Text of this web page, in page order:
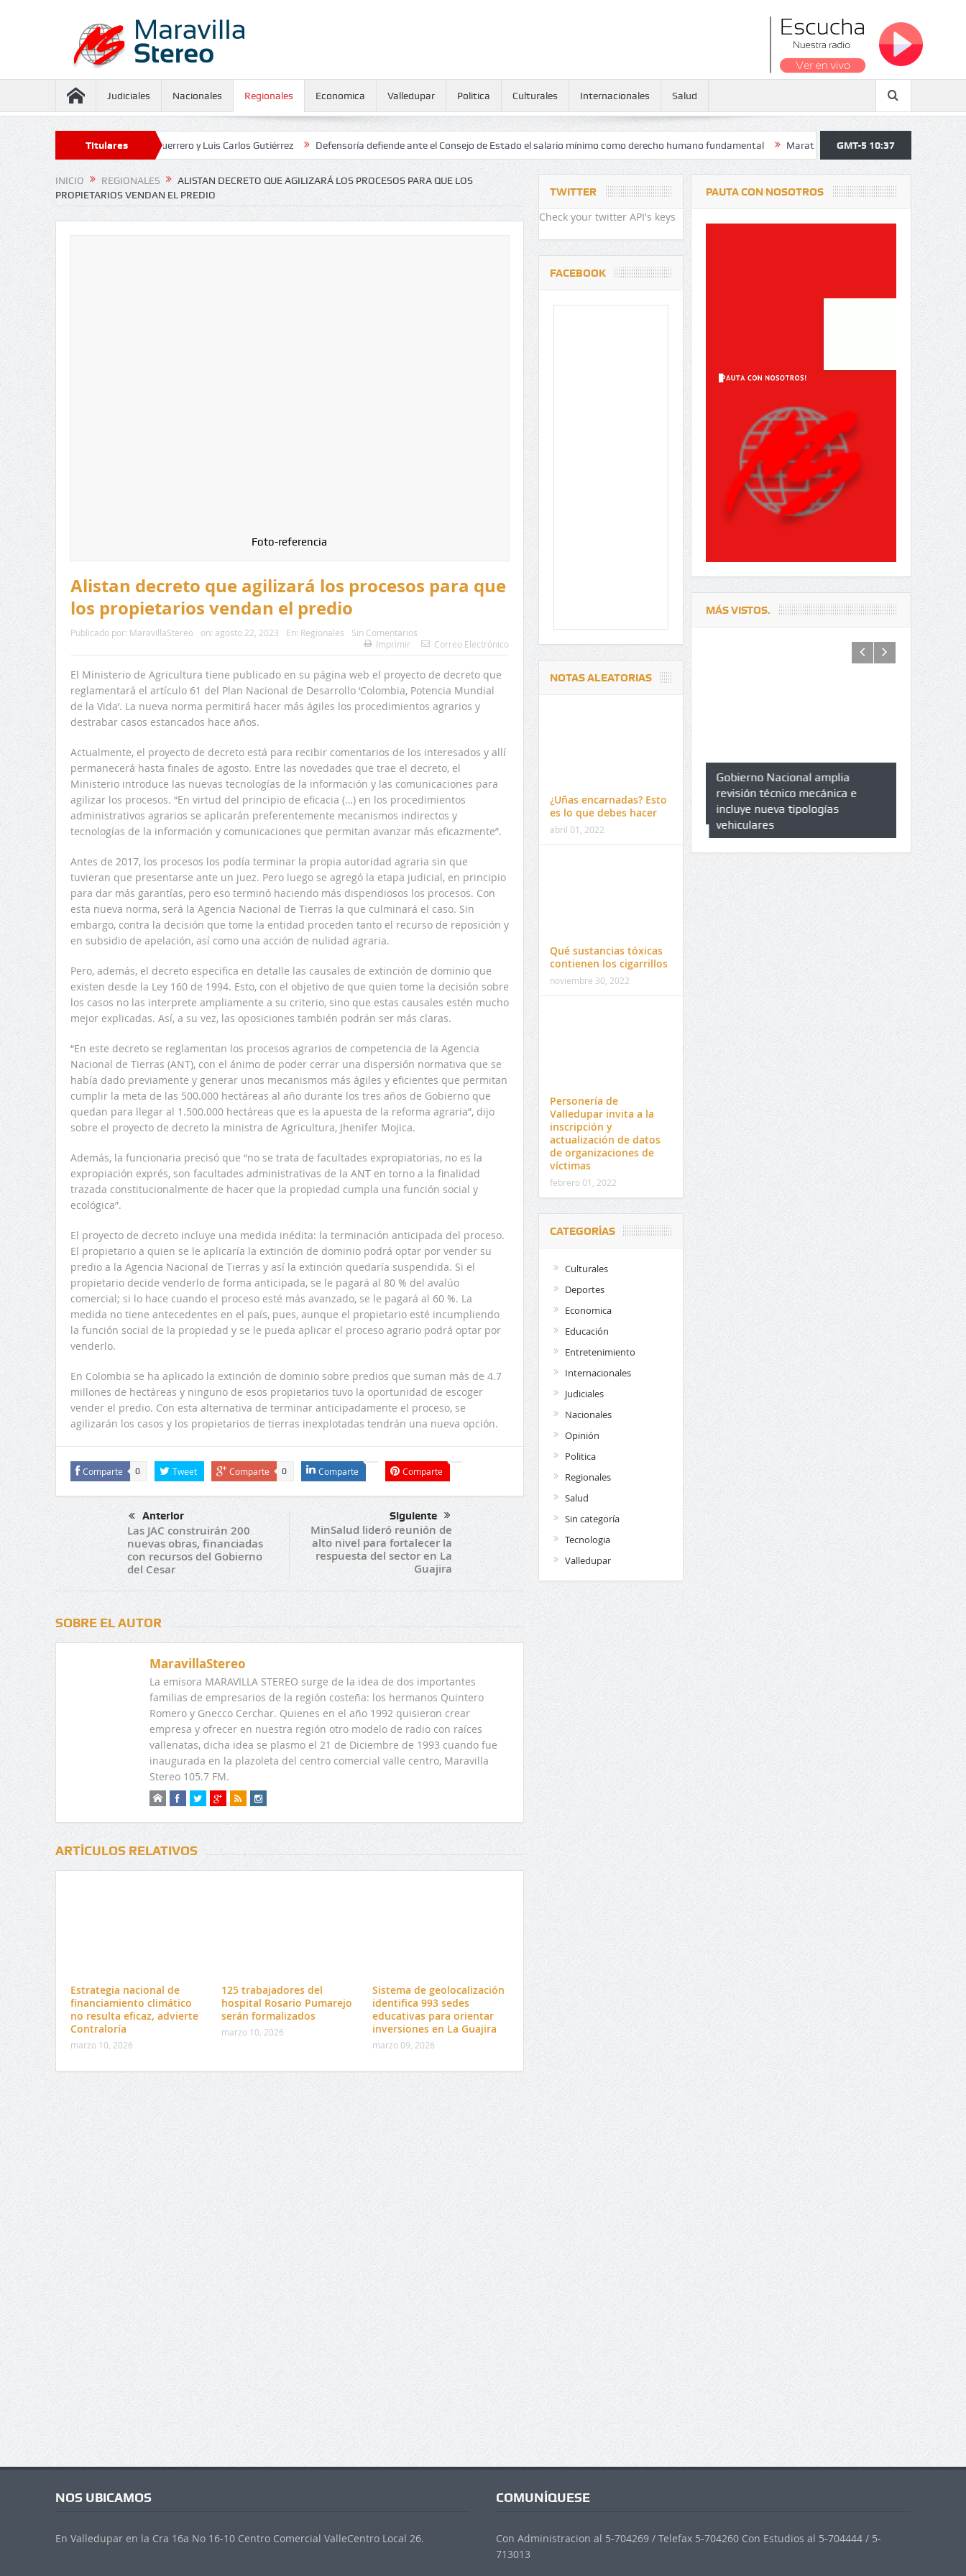
Judiciales Nacionales Regionales Economica Valledupar Politica Culturales Internacionales Salud
Titulares
contra Juliana Guerrero y Luis Carlos Gutiérrez Defensoría defiende ante el Consejo de Estado el salario mínimo como derecho humano fundamental Maratón atendió a más de 38.000 jóvenes y personas
GMT-5 10:37
INICIO REGIONALES
ALISTAN DECRETO QUE AGILIZARÁ LOS PROCESOS PARA QUE LOS
PROPIETARIOS VENDAN EL PREDIO
Foto-referencia
Alistan decreto que agilizará los procesos para que
los propietarios vendan el predio
Publicado por: MaravillaStereo on: agosto 22, 2023 En: Regionales
Sin Comentarios
Imprimir
Correo Electrónico
El Ministerio de Agricultura tiene publicado en su página web el proyecto de decreto que
reglamentará el artículo 61 del Plan Nacional de Desarrollo ‘Colombia, Potencia Mundial
de la Vida’. La nueva norma permitirá hacer más ágiles los procedimientos agrarios y
destrabar casos estancados hace años.
Actualmente, el proyecto de decreto está para recibir comentarios de los interesados y allí
permanecerá hasta finales de agosto. Entre las novedades que trae el decreto, el
Ministerio introduce las nuevas tecnologías de la información y las comunicaciones para
agilizar los procesos. “En virtud del principio de eficacia (…) en los procedimientos
administrativos agrarios se aplicarán preferentemente mecanismos indirectos y
tecnologías de la información y comunicaciones que permitan avanzar más eficazmente”.
Antes de 2017, los procesos los podía terminar la propia autoridad agraria sin que
tuvieran que presentarse ante un juez. Pero luego se agregó la etapa judicial, en principio
para dar más garantías, pero eso terminó haciendo más dispendiosos los procesos. Con
esta nueva norma, será la Agencia Nacional de Tierras la que culminará el caso. Sin
embargo, contra la decisión que tome la entidad proceden tanto el recurso de reposición y
en subsidio de apelación, así como una acción de nulidad agraria.
Pero, además, el decreto especifica en detalle las causales de extinción de dominio que
existen desde la Ley 160 de 1994. Esto, con el objetivo de que quien tome la decisión sobre
los casos no las interprete ampliamente a su criterio, sino que estas causales estén mucho
mejor explicadas. Así, a su vez, las oposiciones también podrán ser más claras.
“En este decreto se reglamentan los procesos agrarios de competencia de la Agencia
Nacional de Tierras (ANT), con el ánimo de poder cerrar una dispersión normativa que se
había dado previamente y generar unos mecanismos más ágiles y eficientes que permitan
cumplir la meta de las 500.000 hectáreas al año durante los tres años de Gobierno que
quedan para llegar al 1.500.000 hectáreas que es la apuesta de la reforma agraria”, dijo
sobre el proyecto de decreto la ministra de Agricultura, Jhenifer Mojica.
Además, la funcionaria precisó que “no se trata de facultades expropiatorias, no es la
expropiación exprés, son facultades administrativas de la ANT en torno a la finalidad
trazada constitucionalmente de hacer que la propiedad cumpla una función social y
ecológica”.
El proyecto de decreto incluye una medida inédita: la terminación anticipada del proceso.
El propietario a quien se le aplicaría la extinción de dominio podrá optar por vender su
predio a la Agencia Nacional de Tierras y así la extinción quedaría suspendida. Si el
propietario decide venderlo de forma anticipada, se le pagará al 80 % del avalúo
comercial; si lo hace cuando el proceso esté más avanzado, se le pagará al 60 %. La
medida no tiene antecedentes en el país, pues, aunque el propietario esté incumpliendo
la función social de la propiedad y se le pueda aplicar el proceso agrario podrá optar por
venderlo.
En Colombia se ha aplicado la extinción de dominio sobre predios que suman más de 4.7
millones de hectáreas y ninguno de esos propietarios tuvo la oportunidad de escoger
vender el predio. Con esta alternativa de terminar anticipadamente el proceso, se
agilizarán los casos y los propietarios de tierras inexplotadas tendrán una nueva opción.
Comparte 0 Tweet Comparte 0 Comparte Comparte
Anterior
Las JAC construirán 200
nuevas obras, financiadas
con recursos del Gobierno
del Cesar
Siguiente
MinSalud lideró reunión de
alto nivel para fortalecer la
respuesta del sector en La
Guajira
SOBRE EL AUTOR
MaravillaStereo
La emisora MARAVILLA STEREO surge de la idea de dos importantes
familias de empresarios de la región costeña: los hermanos Quintero
Romero y Gnecco Cerchar. Quienes en el año 1992 quisieron crear
empresa y ofrecer en nuestra región otro modelo de radio con raíces
vallenatas, dicha idea se plasmo el 21 de Diciembre de 1993 cuando fue
inaugurada en la plazoleta del centro comercial valle centro, Maravilla
Stereo 105.7 FM.
ARTÍCULOS RELATIVOS
Estrategia nacional de
financiamiento climático
no resulta eficaz, advierte
Contraloría
marzo 10, 2026
125 trabajadores del
hospital Rosario Pumarejo
serán formalizados
marzo 10, 2026
Sistema de geolocalización
identifica 993 sedes
educativas para orientar
inversiones en La Guajira
marzo 09, 2026
TWITTER
Check your twitter API's keys
FACEBOOK
NOTAS ALEATORIAS
¿Uñas encarnadas? Esto
es lo que debes hacer
abril 01, 2022
Qué sustancias tóxicas
contienen los cigarrillos
noviembre 30, 2022
Personería de
Valledupar invita a la
inscripción y
actualización de datos
de organizaciones de
víctimas
febrero 01, 2022
CATEGORÍAS
Culturales
Deportes
Economica
Educación
Entretenimiento
Internacionales
Judiciales
Nacionales
Opinión
Politica
Regionales
Salud
Sin categoría
Tecnologia
Valledupar
PAUTA CON NOSOTROS
MÁS VISTOS.
Delwin Jiménez, nuevo Contralor
Departamental del Cesar
El 17 de enero vence plazo de
venta de pines para matrícula en
preuniversitario de la UPC
Gobierno Nacional amplia
revisión técnico mecánica e
incluye nueva tipologías
vehiculares
Qué es un
cuáles son
NOS UBICAMOS
En Valledupar en la Cra 16a No 16-10 Centro Comercial ValleCentro Local 26.
COMUNÍQUESE
Con Administracion al 5-704269 / Telefax 5-704260 Con Estudios al 5-704444 / 5-
713013